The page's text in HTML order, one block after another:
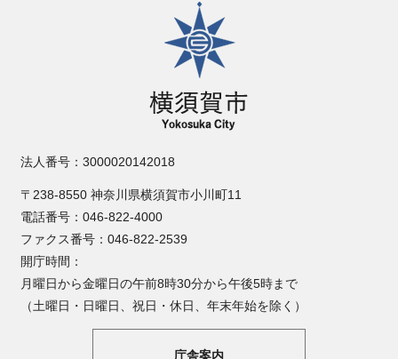
横須賀市
法人番号：3000020142018
〒238-8550 神奈川県横須賀市小川町11
電話番号：046-822-4000
ファクス番号：046-822-2539
開庁時間：
月曜日から金曜日の午前8時30分から午後5時まで
（土曜日・日曜日、祝日・休日、年末年始を除く）
庁舎案内